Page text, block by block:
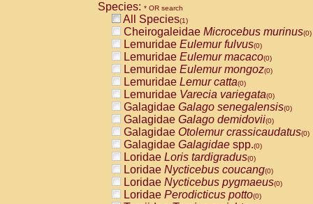
CebidaeCebus capucinus
CebidaeCebus nigrivittatus
CebidaeCebus spp.(0)
CebidaeSaimiri boliviensis(0)
CebidaeSaimiri sciureus(0)
AtelidaeAlouatta caraya(0)
AtelidaeAlouatta fusca(0)
AtelidaeAlouatta seniculus(0)
AtelidaeAlouattaspp.(0)
AtelidaeAteles belzebuth(0)
AtelidaeAteles geoffroyi(0)
AtelidaeAteles paniscus(0)
AtelidaeAtelesspp.(0)
AtelidaeLagothrix lagothricha(0)
AtelidaeLagothrix lagothricha cana
PitheciidaeCacajao calvus
Species: * OR search
All Species(1)
Cheirogaleidae Microcebus murinus(0)
Lemuridae Eulemur fulvus(0)
Lemuridae Eulemur macaco(0)
Lemuridae Eulemur mongoz(0)
Lemuridae Lemur catta(0)
Lemuridae Varecia variegata(0)
Galagidae Galago senegalensis(0)
Galagidae Galago demidovii(0)
Galagidae Otolemur crassicaudatus(0)
Galagidae Galagidae spp.(0)
Loridae Loris tardigradus(0)
Loridae Nycticebus coucang(0)
Loridae Nycticebus pygmaeus(0)
Loridae Perodicticus potto(0)